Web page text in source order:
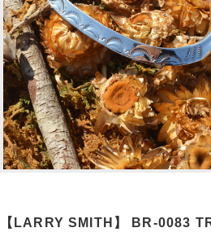
【LARRY SMITH】 BR-0083